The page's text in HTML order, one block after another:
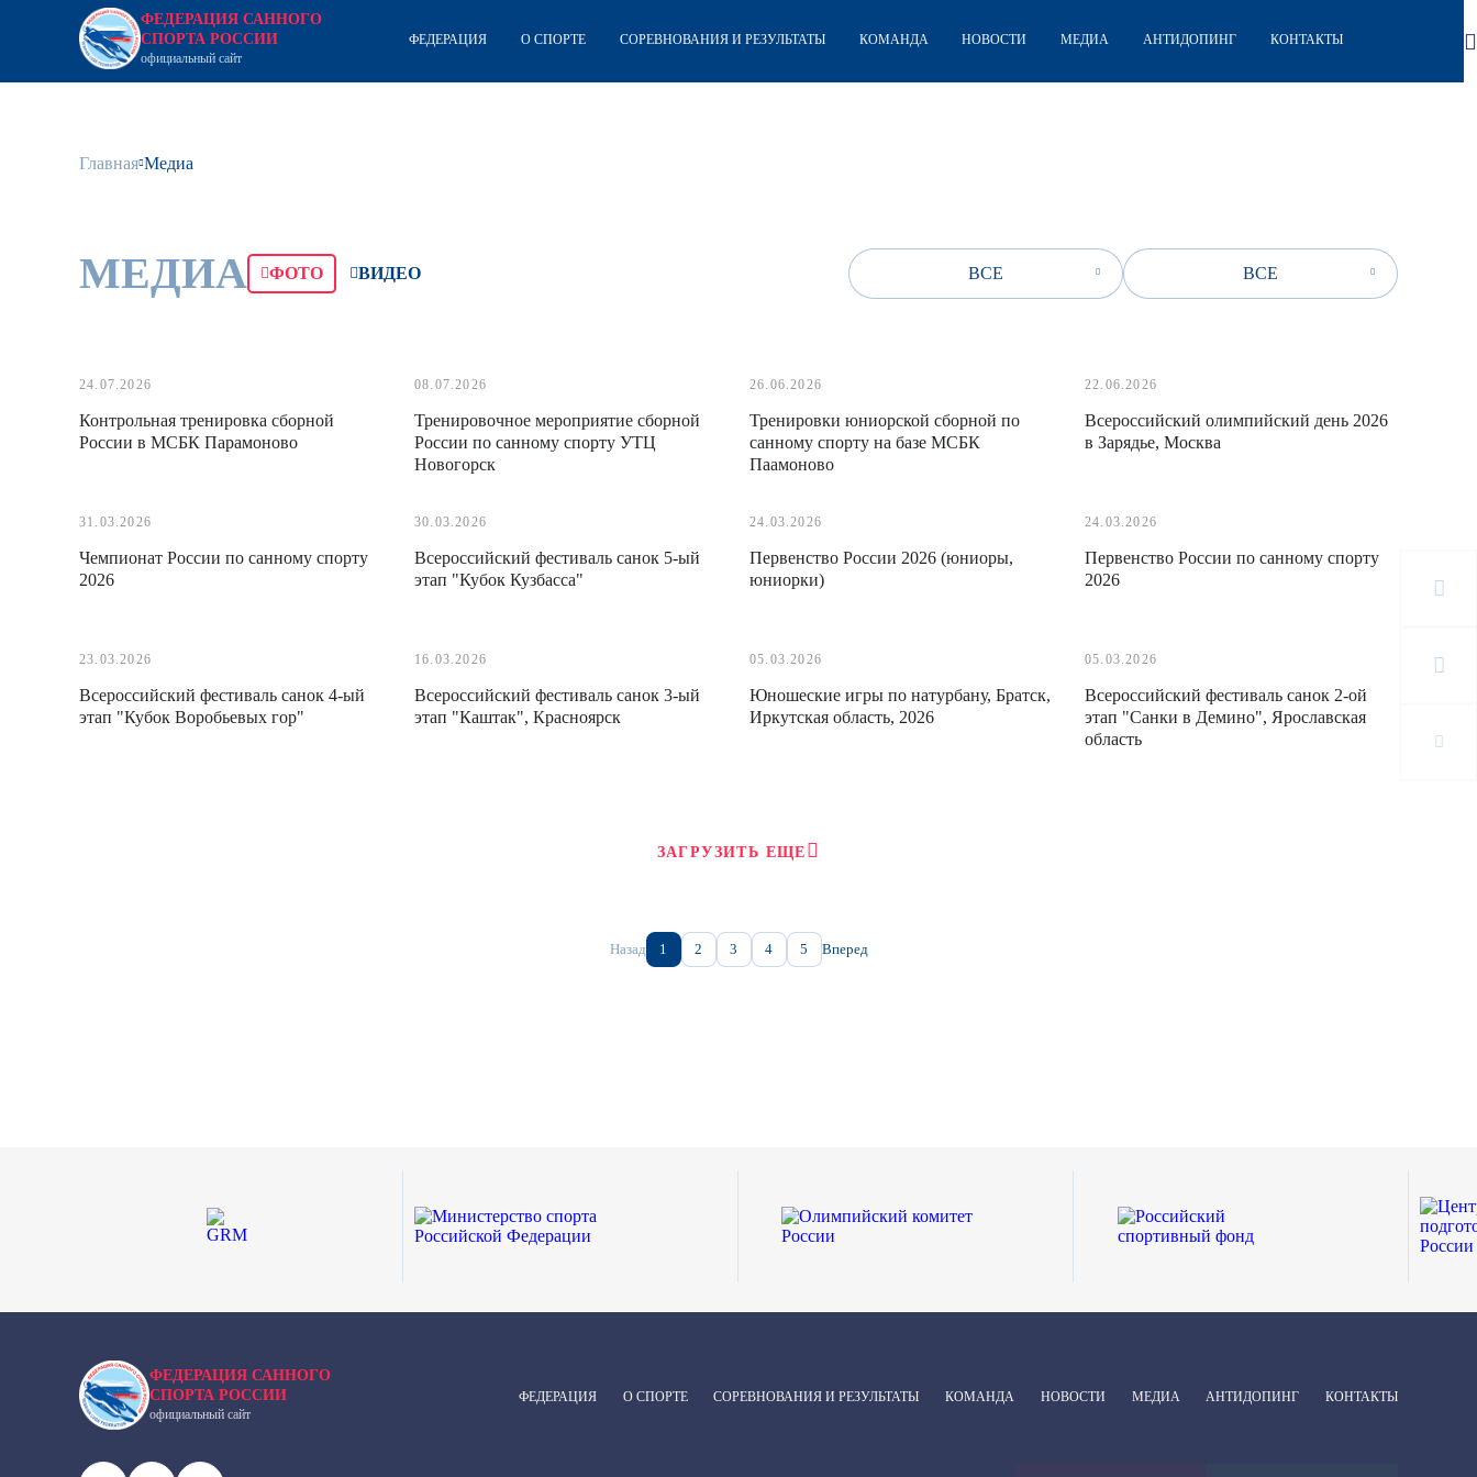
ФЕДЕРАЦИЯ САННОГО
СПОРТА РОССИИ
официальный сайт
ФЕДЕРАЦИЯ О СПОРТЕ СОРЕВНОВАНИЯ И РЕЗУЛЬТАТЫ КОМАНДА НОВОСТИ МЕДИА АНТИДОПИНГ КОНТАКТЫ
Главная Медиа
МЕДИА ФОТО ВИДЕО ВСЕ ВСЕ
24.07.2026
Контрольная тренировка сборной
России в МСБК Парамоново
08.07.2026
Тренировочное мероприятие сборной
России по санному спорту УТЦ
Новогорск
26.06.2026
Тренировки юниорской сборной по
санному спорту на базе МСБК
Паамоново
22.06.2026
Всероссийский олимпийский день 2026
в Зарядье, Москва
31.03.2026
Чемпионат России по санному спорту
2026
30.03.2026
Всероссийский фестиваль санок 5-ый
этап "Кубок Кузбасса"
24.03.2026
Первенство России 2026 (юниоры,
юниорки)
24.03.2026
Первенство России по санному спорту
2026
23.03.2026
Всероссийский фестиваль санок 4-ый
этап "Кубок Воробьевых гор"
16.03.2026
Всероссийский фестиваль санок 3-ый
этап "Каштак", Красноярск
05.03.2026
Юношеские игры по натурбану, Братск,
Иркутская область, 2026
05.03.2026
Всероссийский фестиваль санок 2-ой
этап "Санки в Демино", Ярославская
область
ЗАГРУЗИТЬ ЕЩЕ
Назад 1 2 3 4 5 Вперед
ФЕДЕРАЦИЯ САННОГО
СПОРТА РОССИИ
официальный сайт
ФЕДЕРАЦИЯ О СПОРТЕ СОРЕВНОВАНИЯ И РЕЗУЛЬТАТЫ КОМАНДА НОВОСТИ МЕДИА АНТИДОПИНГ КОНТАКТЫ